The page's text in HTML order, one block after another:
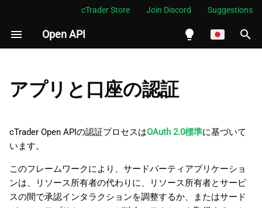
cTrader Store Join Discord Suggestions
Open API
العربية
Melayu
ไทย
検
を
化
認証フロー
認証コードを取得する
アクセストークンを取得す
る
アプリと口座の認証
cTrader Open APIの認証プロセスはOAuth 2.0標準に基づいて
います。
このフレームワークにより、サードパーティアプリケーショ
ンは、リソース所有者の代わりに、リソース所有者とサービ
スの間で承認インタラクションを調整するか、またはサード